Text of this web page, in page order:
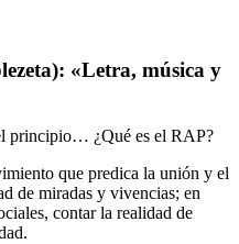
«Letra, música y
principio… ¿Qué es el RAP?
que predica la unión y el
de miradas y vivencias; en
contar la realidad de